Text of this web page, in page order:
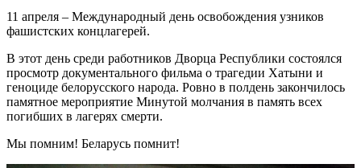
11 апреля – Международный день освобождения узников
фашистских концлагерей.
В этот день среди работников Дворца Республики состоялся
просмотр документального фильма о трагедии Хатыни и
геноциде белорусского народа. Ровно в полдень закончилось
памятное мероприятие Минутой молчания в память всех
погибших в лагерях смерти.
Мы помним! Беларусь помнит!